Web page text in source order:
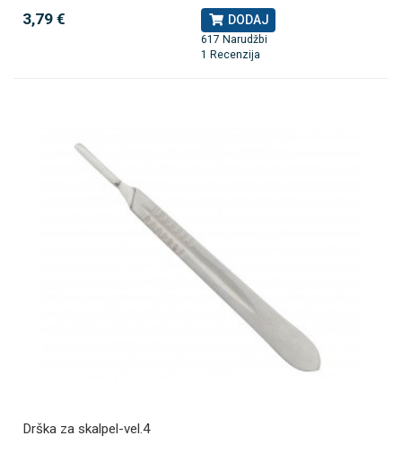
3,79 € DODAJ
617 Narudžbi
1 Recenzija
Drška za skalpel-vel.4